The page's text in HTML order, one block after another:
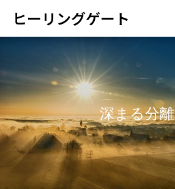
ヒーリングゲート
深まる分離